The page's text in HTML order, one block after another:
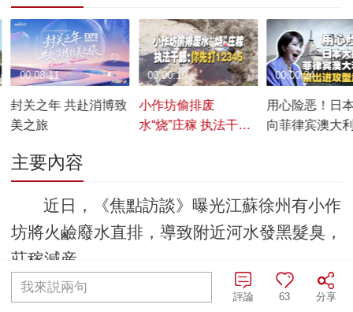
封关之年 共赴消博致
美之旅
00:08:11
小作坊偷排废
水“烧”庄稼 执法干
00:00:19
用心险恶！日
向菲律宾澳大
00:00:24
主要內容
近日，《焦點訪談》曝光江蘇徐州有小作
坊將火鹼廢水直排，導致附近河水發黑髮臭，
莊稼減産。
編輯：王潞 責任編輯：王佐亞
我來説兩句
分享
63
評論